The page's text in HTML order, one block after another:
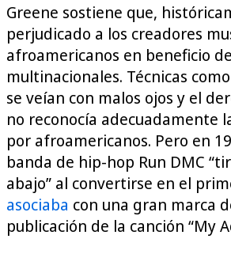
Greene sostiene que,
perjudicado a los creadores
afroamericanos en beneficio
multinacionales. Técnicas
se veían con malos ojos y el
no reconocía adecuadamente
por afroamericanos. Pero en
banda de hip-hop Run DMC
abajo” al convertirse en el
asociaba con una gran marca
publicación de la canción “My